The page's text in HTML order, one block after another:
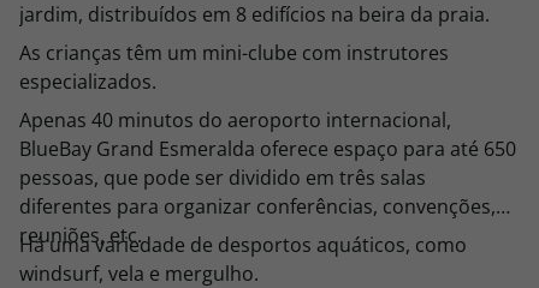
jardim, distribuídos em 8 edifícios na beira da praia.
As crianças têm um mini-clube com instrutores
especializados.
Apenas 40 minutos do aeroporto internacional,
BlueBay Grand Esmeralda oferece espaço para até 650
pessoas, que pode ser dividido em três salas
diferentes para organizar conferências, convenções,
reuniões, etc.
Há uma variedade de desportos aquáticos, como
windsurf, vela e mergulho.